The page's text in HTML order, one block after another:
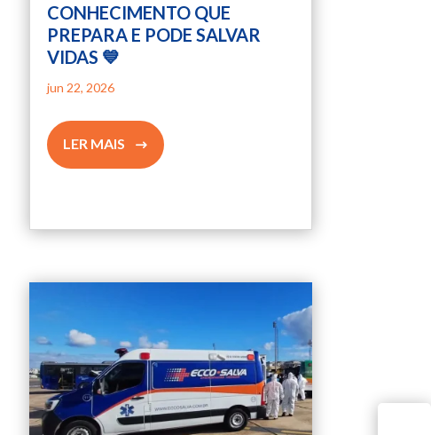
CONHECIMENTO QUE
PREPARA E PODE SALVAR
VIDAS 💙
jun 22, 2026
LER MAIS